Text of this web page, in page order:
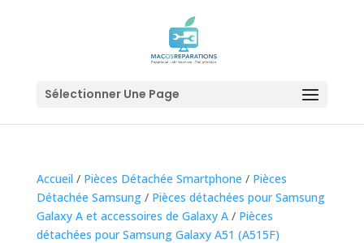
Sélectionner Une Page
Accueil / Pièces Détachée Smartphone / Pièces
Détachée Samsung/ Pièces détachées pour Samsung
Galaxy A et accessoires de Galaxy A/ Pièces
détachées pour Samsung Galaxy A51 (A515F)